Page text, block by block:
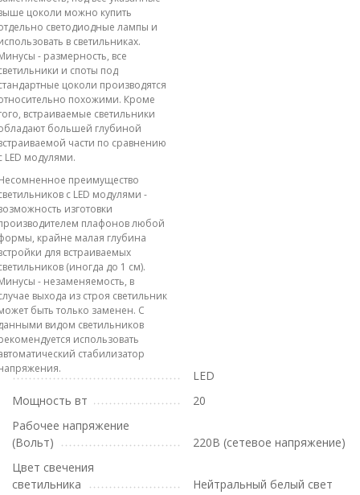
цоколи можно купить
светодиодные лампы и
в светильниках.
- размерность, все
и споты под
цоколи производятся
похожими. Кроме
встраиваемые светильники
большей глубиной
части по сравнению
LED модулями.
преимущество
с LED модулями -
изготовки
плафонов любой
крайне малая глубина
для встраиваемых
(иногда до 1 см).
- незаменяемость, в
выхода из строя светильник
быть только заменен. С
видом светильников
использовать
стабилизатор
LED
Мощность вт
20
Рабочее напряжение
(Вольт)
220В (сетевое напряжение)
Цвет свечения
светильника
Нейтральный белый свет